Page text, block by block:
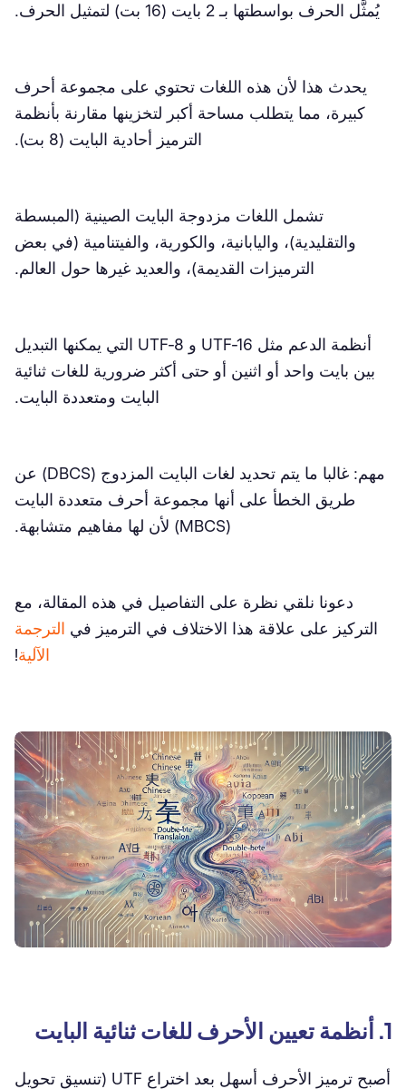
5.3) التوافقية وتدفقات البيانات
يُمثَّل الحرف بواسطتها بـ 2 بايت (16 بت) لتمثيل الحرف.
يحدث هذا لأن هذه اللغات تحتوي على مجموعة أحرف
كبيرة، مما يتطلب مساحة أكبر لتخزينها مقارنة بأنظمة
الترميز أحادية البايت (8 بت).
تشمل اللغات مزدوجة البايت الصينية (المبسطة
والتقليدية)، واليابانية، والكورية، والفيتنامية (في بعض
الترميزات القديمة)، والعديد غيرها حول العالم.
أنظمة الدعم مثل UTF-16 و UTF-8 التي يمكنها التبديل
بين بايت واحد أو اثنين أو حتى أكثر ضرورية للغات ثنائية
البايت ومتعددة البايت.
مهم: غالبا ما يتم تحديد لغات البايت المزدوج (DBCS) عن
طريق الخطأ على أنها مجموعة أحرف متعددة البايت
(MBCS) لأن لها مفاهيم متشابهة.
دعونا نلقي نظرة على التفاصيل في هذه المقالة، مع
التركيز على علاقة هذا الاختلاف في الترميز في الترجمة
الآلية!
1. أنظمة تعيين الأحرف للغات ثنائية البايت
أصبح ترميز الأحرف أسهل بعد اختراع UTF (تنسيق تحويل